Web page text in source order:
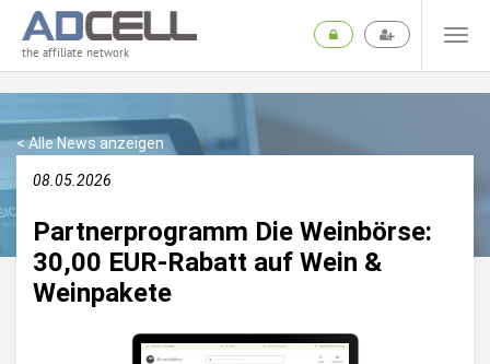
the affiliate network
< Alle News anzeigen
08.05.2026
Partnerprogramm Die Weinbörse:
30,00 EUR-Rabatt auf Wein &
Weinpakete